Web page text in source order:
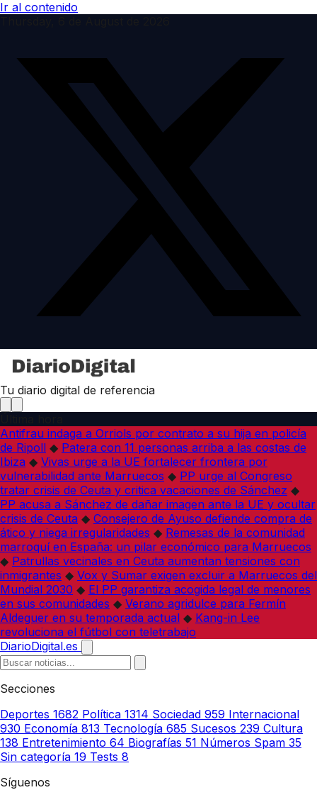
Ir al contenido
Tu diario digital de referencia
Antifrau indaga a Orriols por contrato a su hija en policía
de Ripoll ◆ Patera con 11 personas arriba a las costas de
Ibiza ◆ Vivas urge a la UE fortalecer frontera por
vulnerabilidad ante Marruecos ◆ PP urge al Congreso
tratar crisis de Ceuta y critica vacaciones de Sánchez ◆
PP acusa a Sánchez de dañar imagen ante la UE y ocultar
crisis de Ceuta ◆ Consejero de Ayuso defiende compra de
ático y niega irregularidades ◆ Remesas de la comunidad
marroquí en España: un pilar económico para Marruecos
◆ Patrullas vecinales en Ceuta aumentan tensiones con
inmigrantes ◆ Vox y Sumar exigen excluir a Marruecos del
Mundial 2030 ◆ El PP garantiza acogida legal de menores
en sus comunidades ◆ Verano agridulce para Fermín
Aldeguer en su temporada actual ◆ Kang-in Lee
revoluciona el fútbol con teletrabajo
DiarioDigital.es
Secciones
Deportes 1682 Política 1314 Sociedad 959 Internacional
930 Economía 813 Tecnología 685 Sucesos 239 Cultura
138 Entretenimiento 64 Biografías 51 Números Spam 35
Sin categoría 19 Tests 8
Síguenos